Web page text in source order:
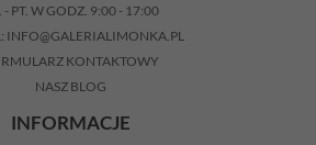
- PT. W GODZ. 9:00 - 17:00
INFO@GALERIALIMONKA.PL
KONTAKTOWY
NASZ BLOG
INFORMACJE